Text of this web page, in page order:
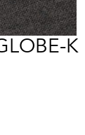
K